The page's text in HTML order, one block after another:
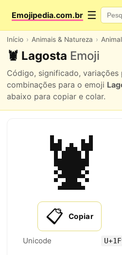
Emojipedia.com.br ☰
Início Animais & Natureza
🦞 Lagosta Emoji
Código, significado,
combinações para o emoji
abaixo para copiar e colar.
🦞
📋 Copiar
Unicode